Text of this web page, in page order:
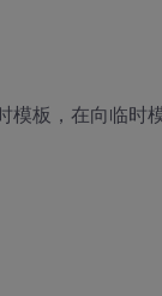
板，在向临时